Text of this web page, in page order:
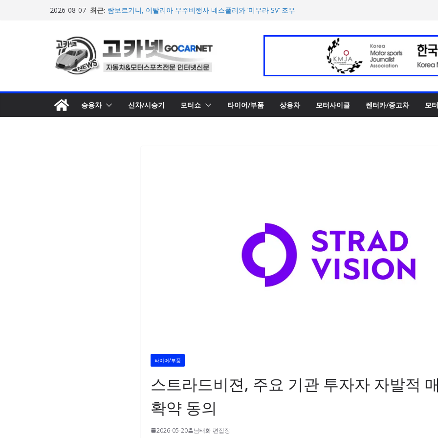
2026-08-07 최근: 람보르기니, 이탈리아 우주비행사 네스폴리와 ‘미우라 SV’ 조우
개… 본격 계약 개시
아우디, 405일 만에 완성한 초고성능 슈퍼카 ‘누볼라리’ 제작 비하
인드 영상 공개
[신차] 가주 레이싱, 주행 성능 강화한 ‘GR86’ 부분변경 모델 공
승용차 신차/시승기 모터쇼 타이어/부품 상용차 모터사이클 렌터카/중고차 모
타이어/부품
스트라드비젼, 주요 기관 투자자 자발적
확약 동의
2026-05-20 남태화 편집장